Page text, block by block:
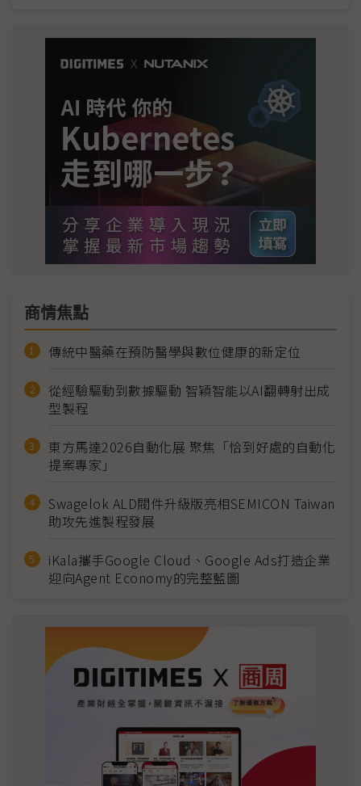
商情焦點
傳統中醫藥在預防醫學與數位健康的新定位
從經驗驅動到數據驅動 智穎智能以AI翻轉射出成
型製程
東方馬達2026自動化展 聚焦「恰到好處的自動化
提案專家」
Swagelok ALD閥件升級版亮相SEMICON Taiwan
助攻先進製程發展
iKala攜手Google Cloud、Google Ads打造企業
迎向Agent Economy的完整藍圖